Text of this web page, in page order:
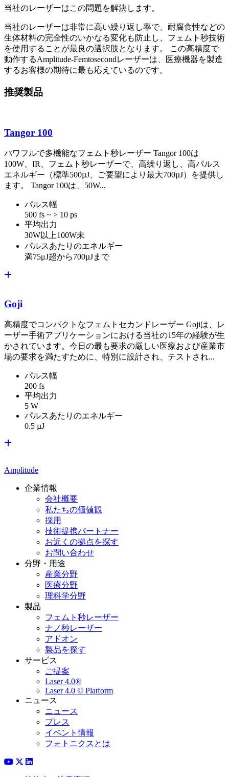
当社のレーザーはこの問題を解決します。
当社のレーザーは非常に高い繰り返し率で、耐腐食性などの
生体材料の完全性のいかなる変化も防止し、フェムト秒技術
を使用することが最良の選択肢となります。 この高精度で
動作するAmplitude-Femtosecondレーザーは、医療機器を製造
するお客様の期待に最も応えているのです。
推奨製品
Tangor 100
パワフルで多機能なフェムト秒レーザー Tangor 100は
100W、IR、フェムト秒レーザーで、高繰り返し、高パルス
エネルギー（標準500µJ、ご要望により最大700µJ）を提供し
ます。 Tangor 100は、50W...
パルス幅
500 fs ~ > 10 ps
平均出力
30W以上100W未
パルスあたりのエネルギー
満75μJ超から700µJまで
Goji
高精度でコンパクトなフェムトセカンドレーザー Gojiは、レ
ーザー手術アプリケーションにおける当社の15年の経験が生
かされています。今日の最も要求の厳しい医療および産業市
場の要求を満たすために、特別に設計され、テストされ...
パルス幅
200 fs
平均出力
5 W
パルスあたりのエネルギー
0.5 µJ
Amplitude
企業情報
会社概要
私たちの価値観
採用
技術提携パートナー
お近くの拠点を探す
お問い合わせ
分野・用途
産業分野
医療分野
理科学分野
製品
フェムト秒レーザー
ナノ秒レーザー
アドオン
製品を探す
サービス
ご提案
Laser 4.0®
Laser 4.0 © Platform
ニュース
ニュース
プレス
イベント情報
フォトニクスとは